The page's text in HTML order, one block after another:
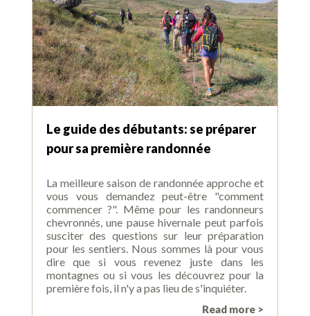
Le guide des débutants: se préparer
pour sa première randonnée
La meilleure saison de randonnée approche et
vous vous demandez peut-être "comment
commencer ?". Même pour les randonneurs
chevronnés, une pause hivernale peut parfois
susciter des questions sur leur préparation
pour les sentiers. Nous sommes là pour vous
dire que si vous revenez juste dans les
montagnes ou si vous les découvrez pour la
première fois, il n'y a pas lieu de s'inquiéter.
Read more >